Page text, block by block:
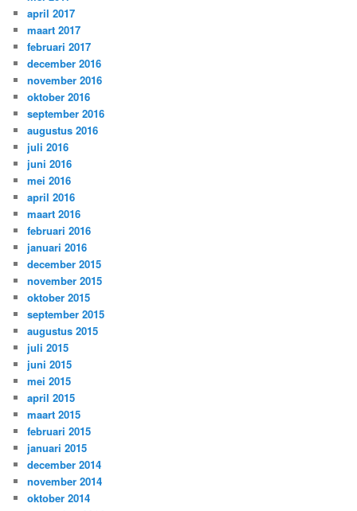
april 2017
maart 2017
februari 2017
december 2016
november 2016
oktober 2016
september 2016
augustus 2016
juli 2016
juni 2016
mei 2016
april 2016
maart 2016
februari 2016
januari 2016
december 2015
november 2015
oktober 2015
september 2015
augustus 2015
juli 2015
juni 2015
mei 2015
april 2015
maart 2015
februari 2015
januari 2015
december 2014
november 2014
oktober 2014